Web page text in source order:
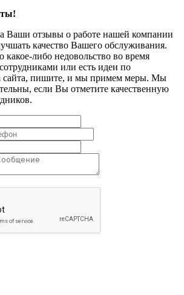
Ваши отзывы о работе нашей компании
качество Вашего обслуживания.
какое-либо недовольство во время
или есть идеи по
сайта, пишите, и мы примем меры. Мы
если Вы отметите качественную